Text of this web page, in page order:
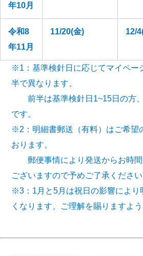
年10月
令和8
年11月
11/20(金) 12/
※1：基準検針日に応じてマイペー
半で異なります。
前半は基準検針日1~15日の方
です。
※2：明細書郵送（有料）はご希望
おります。
郵便事情により発送からお時間
ございますので予めご了承ください
※3：1月と5月は祝日の影響により
くなります。ご理解を賜りますよ